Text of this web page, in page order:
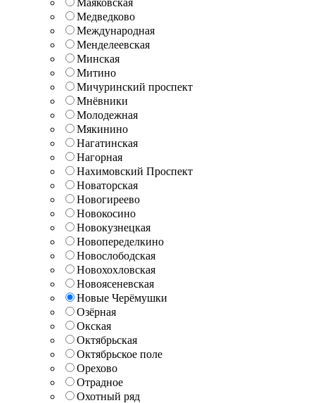
Медведково
Международная
Менделеевская
Минская
Митино
Мичуринский проспект
Мнёвники
Молодежная
Мякинино
Нагатинская
Нагорная
Нахимовский Проспект
Новаторская
Новогиреево
Новокосино
Новокузнецкая
Новопеределкино
Новослободская
Новохохловская
Новоясеневская
Новые Черёмушки
Озёрная
Окская
Октябрьская
Октябрьское поле
Орехово
Отрадное
Охотный ряд